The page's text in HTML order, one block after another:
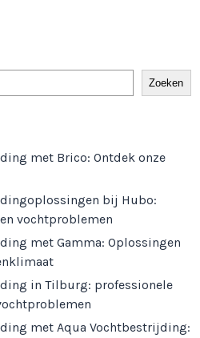
Zoeken
met Brico: Ontdek onze
bij Hubo:
vochtproblemen
met Gamma: Oplossingen
in Tilburg: professionele
met Aqua Vochtbestrijding: